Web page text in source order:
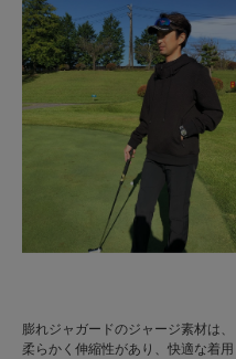
膨れジャガードのジャージ素材は、
柔らかく伸縮性があり、快適な着用